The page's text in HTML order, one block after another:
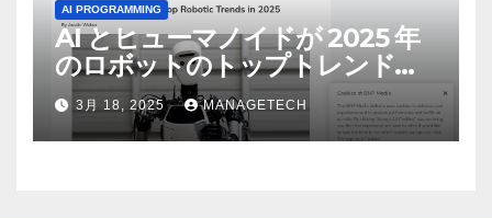
AI PROGRAMMING
AI とヒューマノイドが 2025 年
のロボットのトップトレンドに |
ASSEMBLY
3月 18, 2025 MANAGETECH